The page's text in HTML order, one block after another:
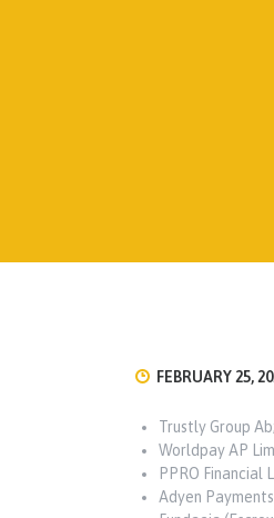
FEBRUARY 25,
Trustly Group Ab;
Worldpay AP
PPRO Financial
Adyen